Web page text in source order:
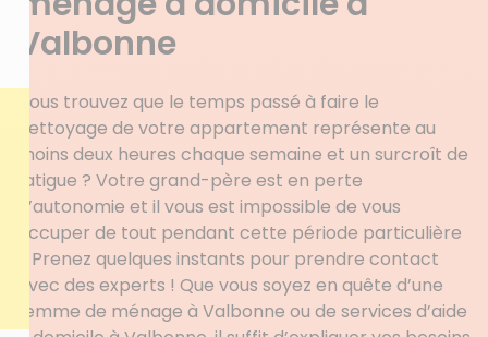
Valbonne
Vous trouvez que le temps passé à faire le
nettoyage de votre appartement représente au
moins deux heures chaque semaine et un surcroît de
fatigue ? Votre grand-père est en perte
d’autonomie et il vous est impossible de vous
occuper de tout pendant cette période particulière
? Prenez quelques instants pour prendre contact
avec des experts ! Que vous soyez en quête d’une
femme de ménage à Valbonne ou de services d’aide